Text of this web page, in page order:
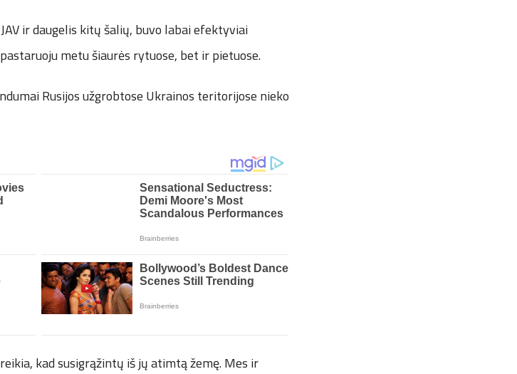
ir daugelis kitų šalių, buvo labai efektyviai
metu šiaurės rytuose, bet ir pietuose.
Rusijos užgrobtose Ukrainos teritorijose nieko
kad susigrąžintų iš jų atimtą žemę. Mes ir